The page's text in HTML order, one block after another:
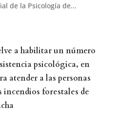
de la Psicología de...
a habilitar un número
psicológica, en
atender a las personas
incendios forestales de